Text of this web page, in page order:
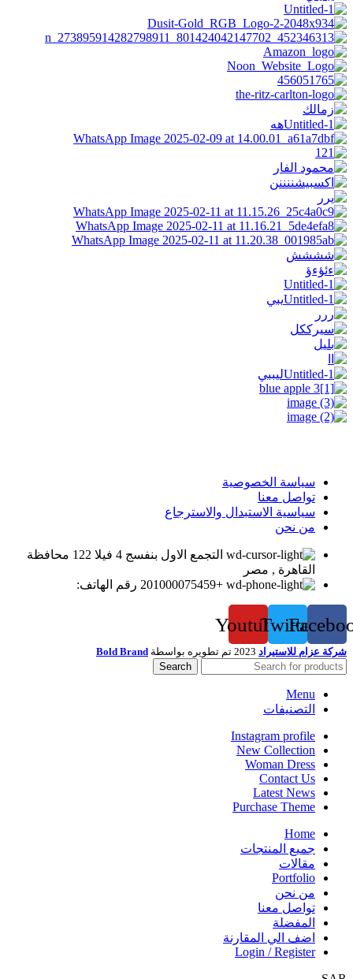
سياسة الخصوصية
تواصل معنا
سياسية الاستبدال والاسترجاع
من نحن
التجمع الاول بنفسج 4 فيلا 122 محافظة
القاهرة , مصر
+201000075459 رقم الهاتف:
Twitter
Youtube
شركة عزام للاستيراد 2023 تم تطويره بواسطة
Bold Brand
Search
Menu
التصنيفات
Instagram profile
New Collection
Woman Dress
Contact Us
Latest News
Purchase Theme
Home
جميع المنتجات
مقالات
Portfolio
من نحن
تواصل معنا
المفضلة
اضف الي المقارنة
Login / Register